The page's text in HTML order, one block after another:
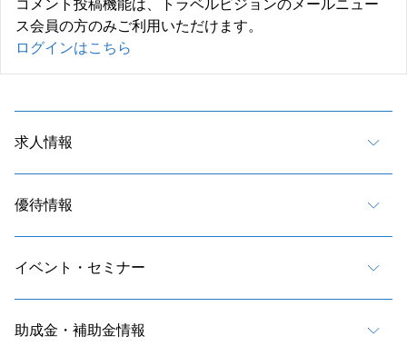
コメント投稿機能は、トラベルビジョンのメールニュー
ス会員の方のみご利用いただけます。
ログインはこちら
求人情報
優待情報
イベント・セミナー
助成金・補助金情報